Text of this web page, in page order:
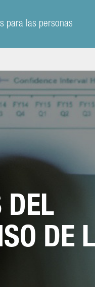
para las personas
DEL
DE